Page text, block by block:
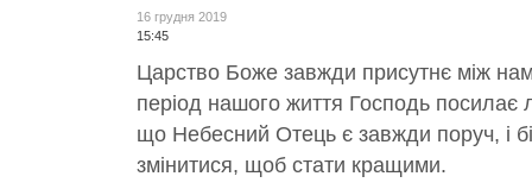
16 грудня 2019
15:45
Царство Боже завжди присутнє між
період нашого життя Господь посилає
що Небесний Отець є завжди поруч, і
змінитися, щоб стати кращими.